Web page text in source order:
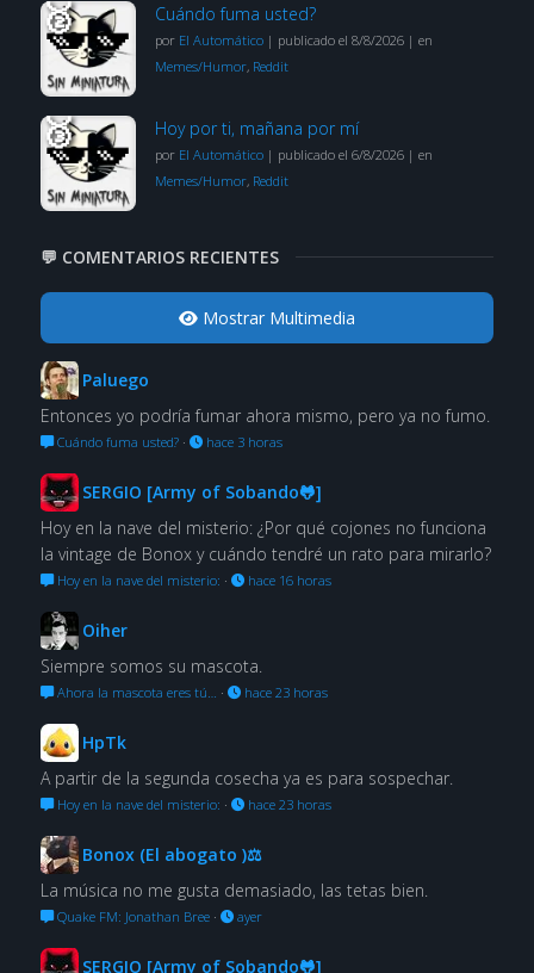
Cuándo fuma usted?
por El Automático| publicado el 8/8/2026| en
Memes/Humor, Reddit
Hoy por ti, mañana por mí
por El Automático| publicado el 6/8/2026| en
Memes/Humor, Reddit
💬 COMENTARIOS RECIENTES
Mostrar Multimedia
Paluego
Entonces yo podría fumar ahora mismo, pero ya no fumo.
Cuándo fuma usted?· hace 3 horas
SERGIO [Army of Sobando🐸]
Hoy en la nave del misterio: ¿Por qué cojones no funciona
la vintage de Bonox y cuándo tendré un rato para mirarlo?
Hoy en la nave del misterio: · hace 16 horas
Oiher
Siempre somos su mascota.
Ahora la mascota eres tú… · hace 23 horas
HpTk
A partir de la segunda cosecha ya es para sospechar.
Hoy en la nave del misterio: · hace 23 horas
Bonox (El abogato )⚖
La música no me gusta demasiado, las tetas bien.
Quake FM: Jonathan Bree· ayer
SERGIO [Army of Sobando🐸]